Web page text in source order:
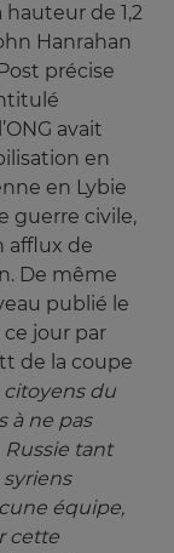
hauteur de 1,2
Hanrahan
précise
avait
en
en Lybie
guerre civile,
afflux de
De même
publié le
ce jour par
de la coupe
du
à ne pas
tant
équipe,
cette